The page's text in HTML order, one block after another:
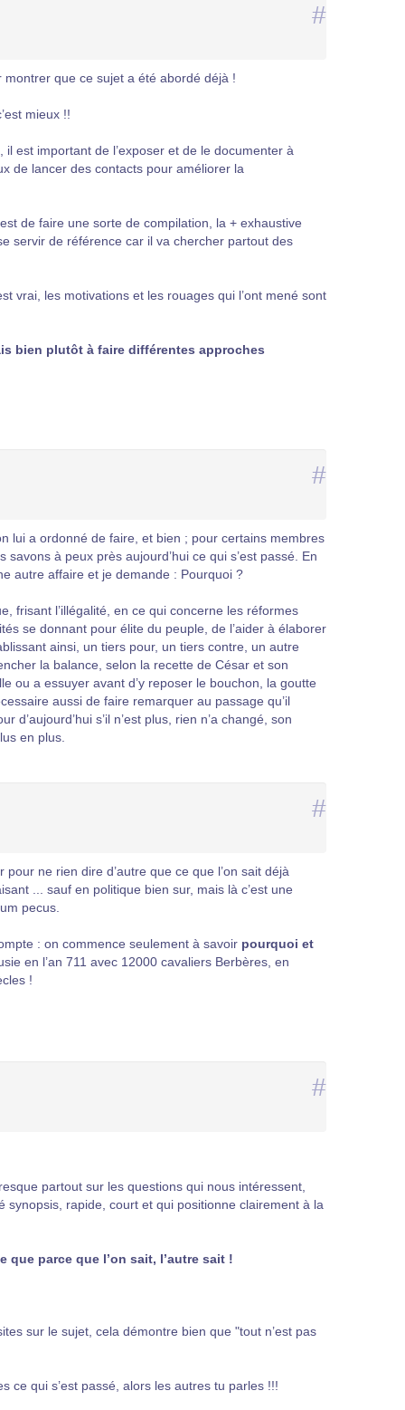
#
montrer que ce sujet a été abordé déjà !
mieux !!
est important de l’exposer et de le documenter à
de lancer des contacts pour améliorer la
de faire une sorte de compilation, la + exhaustive
servir de référence car il va chercher partout des
vrai, les motivations et les rouages qui l’ont mené sont
bien plutôt à faire différentes approches
#
lui a ordonné de faire, et bien ; pour certains membres
à peux près aujourd’hui ce qui s’est passé. En
autre affaire et je demande : Pourquoi ?
frisant l’illégalité, en ce qui concerne les réformes
se donnant pour élite du peuple, de l’aider à élaborer
ainsi, un tiers pour, un tiers contre, un autre
la balance, selon la recette de César et son
ou a essuyer avant d’y reposer le bouchon, la goutte
aussi de faire remarquer au passage qu’il
s’il n’est plus, rien n’a changé, son
en plus.
#
ne rien dire d’autre que ce que l’on sait déjà
... sauf en politique bien sur, mais là c’est une
pecus.
: on commence seulement à savoir pourquoi et
en l’an 711 avec 12000 cavaliers Berbères, en
!
#
partout sur les questions qui nous intéressent,
rapide, court et qui positionne clairement à la
que parce que l’on sait, l’autre sait !
sur le sujet, cela démontre bien que "tout n’est pas
ce qui s’est passé, alors les autres tu parles !!!